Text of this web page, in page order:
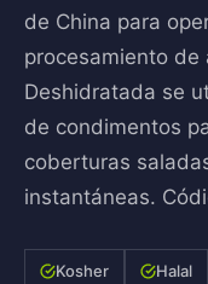
de China para
procesamiento de
Deshidratada se
de condimentos
coberturas
instantáneas.
Kosher Halal